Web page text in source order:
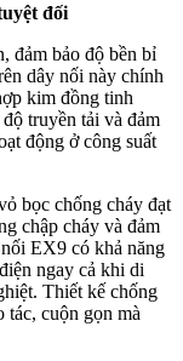
đối
đảm bảo độ bền bỉ
dây nối này chính
kim đồng tinh
truyền tải và đảm
động ở công suất
bọc chống cháy đạt
chập cháy và đảm
EX9 có khả năng
ngay cả khi di
Thiết kế chống
tác, cuộn gọn mà